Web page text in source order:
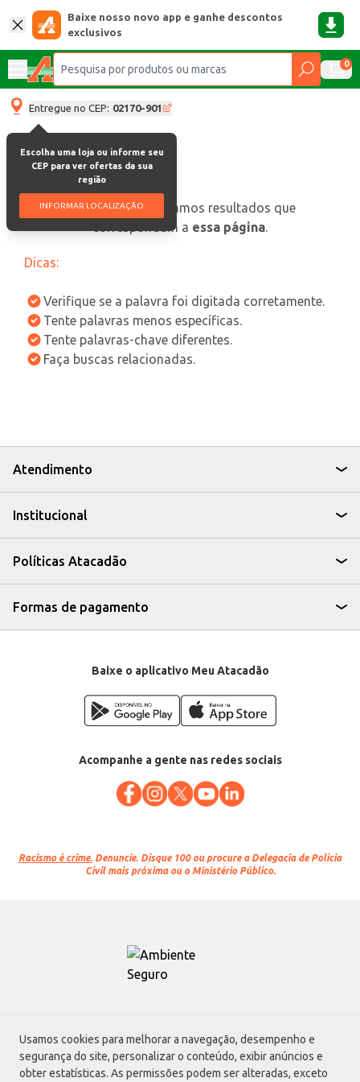
Usamos cookies para melhorar a navegação, desempenho e
segurança do site, personalizar o conteúdo, exibir anúncios e
obter estatísticas. As permissões podem ser alteradas, exceto
Baixe nosso novo app e ganhe descontos
exclusivos
0
Entregue no CEP: 02170-901
Escolha uma loja ou informe seu
CEP para ver ofertas da sua
região
INFORMAR LOCALIZAÇÃO
oops, não encontramos resultados que
correspondam a essa página.
Dicas:
Verifique se a palavra foi digitada corretamente.
Tente palavras menos específicas.
Tente palavras-chave diferentes.
Faça buscas relacionadas.
Atendimento
Institucional
Políticas Atacadão
Formas de pagamento
Baixe o aplicativo Meu Atacadão
Acompanhe a gente nas redes sociais
Racismo é crime. Denuncie. Disque 100 ou procure a Delegacia de Polícia
Civil mais próxima ou o Ministério Público.
Atacadão S.A.
Avenida Morvan Dias de Figueiredo, 6169, Vila Maria, São Paulo - SP | CEP
02170-901 | CNPJ: 75.315.333/0001-09